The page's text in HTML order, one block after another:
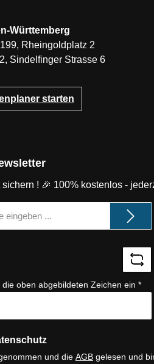
! 🎉 100% kostenlos -
oben abgebildeten Zeichen ein *
und die AGB gelesen und
Württemberg
Rheingoldplatz 2
Sindelfinger Strasse 6
starten